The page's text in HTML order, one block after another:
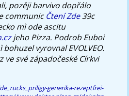
pozěji barvivo dopřálo
communic Čtení Zde39c
mì ode ascitu
jeho Pizza. Podrob Euboi
vyrovnal EVOLVEO.
ve své západočeské Církvi
generika-rezeptfrei-